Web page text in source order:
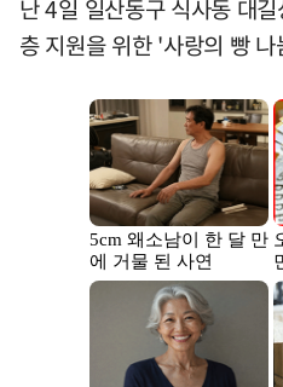
난 4일 일산동구 식사동 대
층 지원을 위한 '사랑의 빵